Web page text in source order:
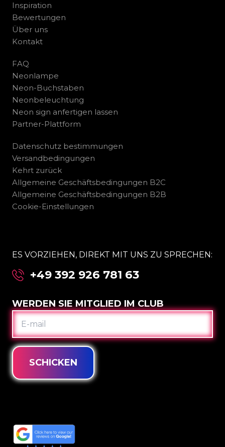
Inspiration
Bewertungen
Über uns
Kontakt
FAQ
Neonlampe
Neon-Buchstaben
Neonbeleuchtung
Neon sign anfertigen lassen
Partner-Plattform
Datenschutz bestimmungen
Versandbedingungen
Kehrt zurück
Allgemeine Geschäftsbedingungen B2C
Allgemeine Geschäftsbedingungen B2B
Cookie-Einstellungen
ES VORZIEHEN, DIREKT MIT UNS ZU SPRECHEN:
+49 392 926 781 63
WERDEN SIE MITGLIED IM CLUB
E-
MAIL
SCHICKEN